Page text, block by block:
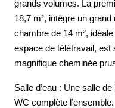
grands volumes. La
18,7 m², intègre un
chambre de 14 m²,
espace de télétravail, est
magnifique cheminée
Salle d’eau : Une salle
WC complète l’ensemble.